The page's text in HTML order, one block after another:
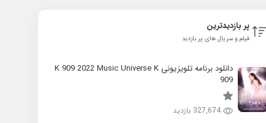
پر بازدیدترین
فیلم و سریال های پر بازدید
دانلود برنامه تلویزیونی K 909 2022 Music Universe K
909
327,674 بازدید